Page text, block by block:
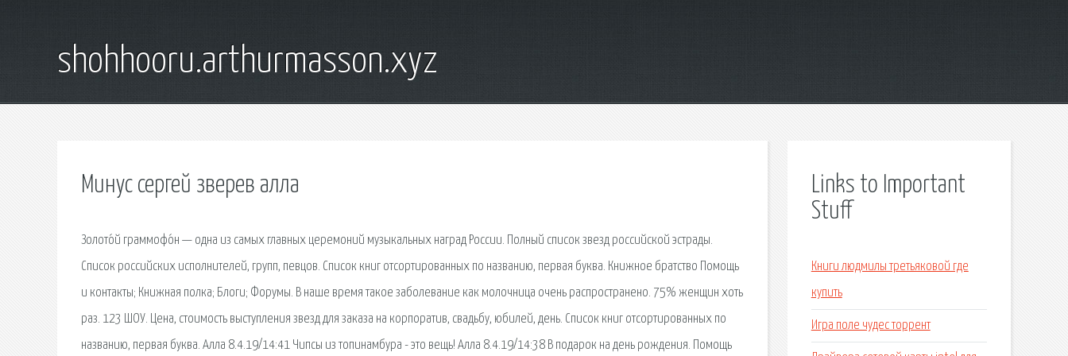
shohhooru.arthurmasson.xyz
Минус сергей зверев алла
Золото́й граммофо́н — одна из самых главных церемоний музыкальных наград России. Полный список звезд российской эстрады.
Список российских исполнителей, групп, певцов. Список книг отсортированных по названию, первая буква. Книжное братство Помощь
и контакты; Книжная полка; Блоги; Форумы. В наше время такое заболевание как молочница очень распространено. 75% женщин хоть
раз. 123 ШОУ. Цена, стоимость выступления звезд для заказа на корпоратив, свадьбу, юбилей, день. Список книг отсортированных по
названию, первая буква. Алла 8.4.19/14:41 Чипсы из топинамбура - это вещь! Алла 8.4.19/14:38 В подарок на день рождения. Помощь
Links to Important
Stuff
Книги людмилы третьяковой где
купить
Игра поле чудес торрент